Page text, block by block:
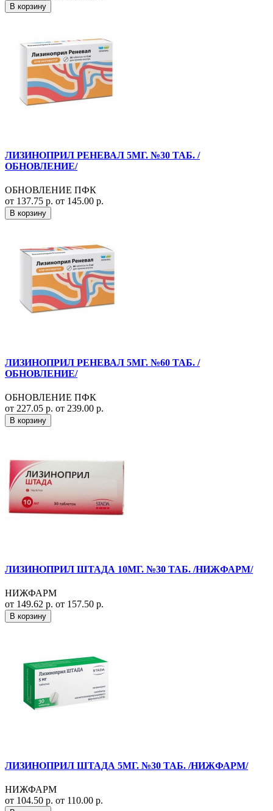
В корзину
ЛИЗИНОПРИЛ РЕНЕВАЛ 5МГ. №30 ТАБ. /
ОБНОВЛЕНИЕ/
ОБНОВЛЕНИЕ ПФК
от 137.75 р. от 145.00 р.
В корзину
ЛИЗИНОПРИЛ РЕНЕВАЛ 5МГ. №60 ТАБ. /
ОБНОВЛЕНИЕ/
ОБНОВЛЕНИЕ ПФК
от 227.05 р. от 239.00 р.
В корзину
ЛИЗИНОПРИЛ ШТАДА 10МГ. №30 ТАБ. /НИЖФАРМ/
НИЖФАРМ
от 149.62 р. от 157.50 р.
В корзину
ЛИЗИНОПРИЛ ШТАДА 5МГ. №30 ТАБ. /НИЖФАРМ/
НИЖФАРМ
от 104.50 р. от 110.00 р.